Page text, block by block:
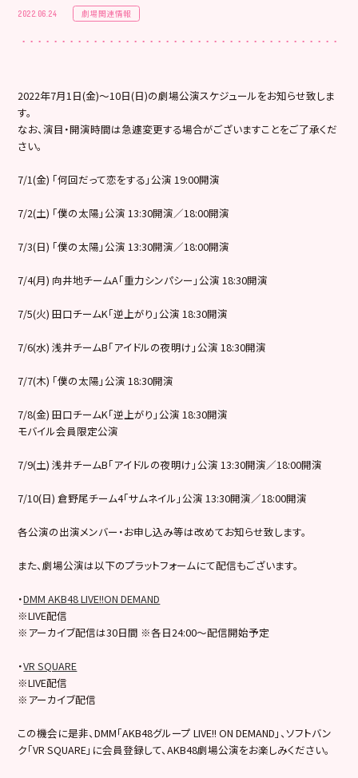
2022.06.24 劇場関連情報
2022年7月1日(金)〜10日(日)の劇場公演スケジュールをお知らせ致しま
す。
なお、演目・開演時間は急遽変更する場合がございますことをご了承くだ
さい。
7/1(金) 「何回だって恋をする」公演 19:00開演
7/2(土) 「僕の太陽」公演 13:30開演／18:00開演
7/3(日) 「僕の太陽」公演 13:30開演／18:00開演
7/4(月) 向井地チームA「重力シンパシー」公演 18:30開演
7/5(火) 田口チームK「逆上がり」公演 18:30開演
7/6(水) 浅井チームB「アイドルの夜明け」公演 18:30開演
7/7(木) 「僕の太陽」公演 18:30開演
7/8(金) 田口チームK「逆上がり」公演 18:30開演
モバイル会員限定公演
7/9(土) 浅井チームB「アイドルの夜明け」公演 13:30開演／18:00開演
7/10(日) 倉野尾チーム4「サムネイル」公演 13:30開演／18:00開演
各公演の出演メンバー・お申し込み等は改めてお知らせ致します。
また、劇場公演は以下のプラットフォームにて配信もございます。
・DMM AKB48 LIVE!!ON DEMAND
※LIVE配信
※アーカイブ配信は30日間 ※各日24:00～配信開始予定
・VR SQUARE
※LIVE配信
※アーカイブ配信
この機会に是非、DMM「AKB48グループ LIVE!! ON DEMAND」、ソフトバン
ク「VR SQUARE」に会員登録して、AKB48劇場公演をお楽しみください。